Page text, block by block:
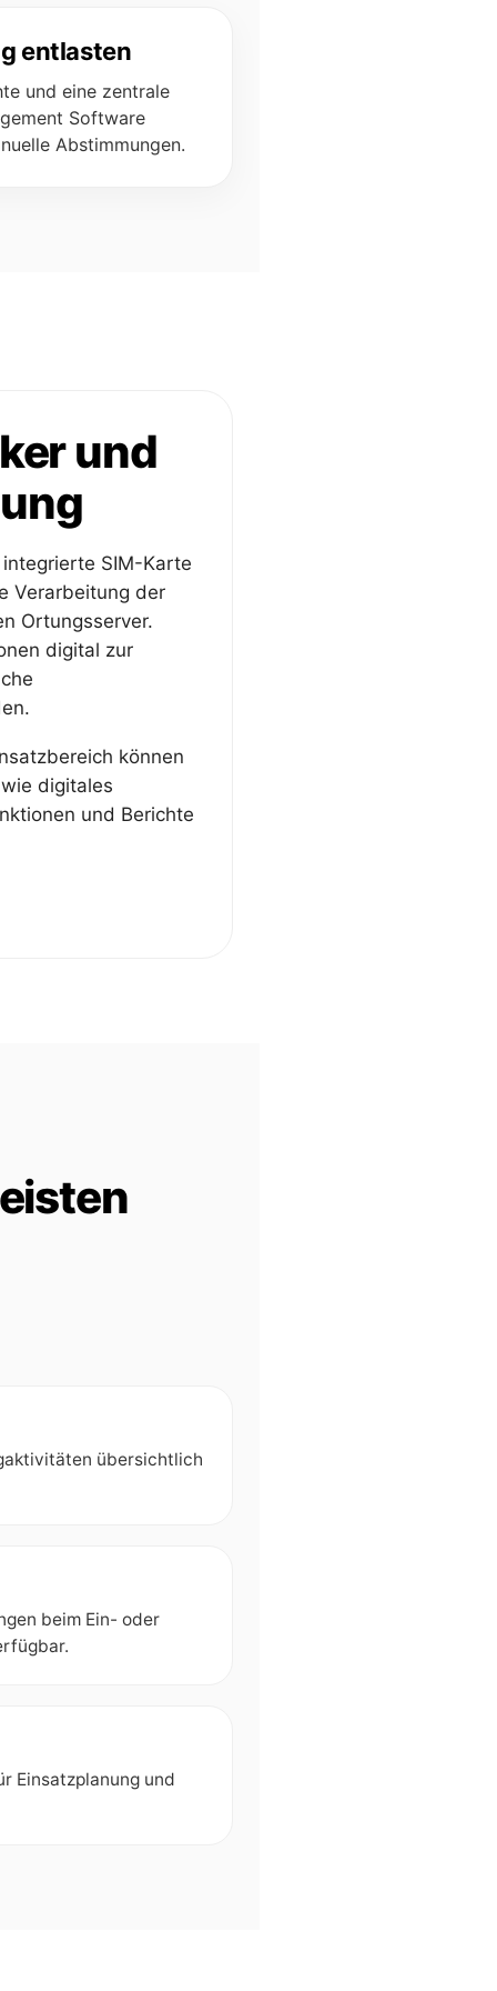
entlasten
und eine zentrale
Software
Abstimmungen.
und
SIM-Karte
Verarbeitung der
Ortungsserver.
digital zur
können
digitales
und Berichte
übersichtlich
beim Ein- oder
Einsatzplanung und